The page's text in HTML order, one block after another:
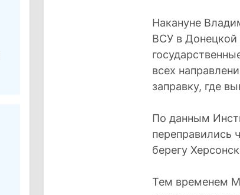
Накануне
ВСУ в Донецкой
всех
заправку, где
По данным
переправились
берегу
Тем временем